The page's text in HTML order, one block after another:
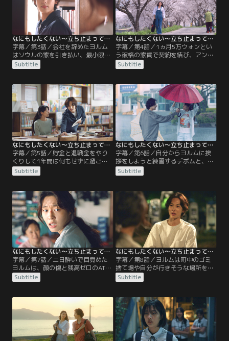
が、なぐさめてもらえるどころか距
離を置こうと言われる。そんなヨル
ムにさらなる悲劇が…。
る。気づかずにいた季節の移り変わ
りや、忘れていた穏やかな時間に触
れたヨルムは…。
なにもしたくない～立ち止まって、恋をして～ 第03話／字幕
字幕／第3話／会社を辞めたヨルム
はソウルの家を引き払い、最小限の
荷物を持って地方の町・アンゴク
へ。海辺ののどかな雰囲気と偶然見
らすと決めたヨルムは、図書館で出
会った司書のアン・デボムに不動産
店の場所を教えてもらう。なかなか
条件の合う物件が見つからず落胆す
るが、最後に廃墟と化した元ビリヤ
ード場の物件を紹介され…。
Subtitle
なにもしたくない～立ち止まって、恋をして～ 第04話／字幕
字幕／第4話／1ヵ月5万ウォンとい
う破格の家賃で契約を結び、アンゴ
クの住人になったヨルム。図書館で
会員証を作り、人目は気にせず思い
は、昼間から食堂で焼酎を飲んで泥
酔してしまう。酔いから醒めるとそ
こはなぜか真夜中の図書館だった！
彼女を心配して閉館後も図書館に残
っていたデボムと、朝まで2人で過
ごすことになるが…。
Subtitle
なにもしたくない～立ち止まって、恋をして～ 第05話／字幕
字幕／第5話／貯金と退職金をやり
くりして1年間は何もせずに過ごす
と決めたヨルムは、1日1万ウォンの
節約生活をスタート。昼は図書館で
て、自炊をし、故障した水道管も自
分で修理する。デボムから古い本の
補修作業を教えてもらったりしなが
らアンゴクでの暮らしに慣れていく
ヨルムだが、町の人からはまだまだ
よそ者扱いで…。
Subtitle
なにもしたくない～立ち止まって、恋をして～ 第06話／字幕
字幕／第6話／自分からヨルムに挨
拶をしようと練習するデボムと、突
然の雨に傘を差し出すデボムの優し
さが嬉しいヨルム。2人の心がゆっ
ード場のシャッターに落書きをされ
たり、拾った犬の件で住民と言い争
いになるなど、ヨルムにはトラブル
が尽きない。そんな中、公務員試験
を受けるチョ・ジヨンとともに、デ
ボムはソウルに出かけるが…。
Subtitle
なにもしたくない～立ち止まって、恋をして～ 第07話／字幕
字幕／第7話／二日酔いで目覚めた
ヨルムは、顔の傷と残高ゼロのATM
の明細票を発見してびっくり！しか
も口座から引き出したはずの現金が
で銀行の防犯カメラの映像を確認し
た結果、銀行を出たところで転んだ
ヨルムをデボムが助け起こしていた
ことがわかる。全く何も思い出せな
いヨルムは図書館へ行き、デボムに
Subtitle
なにもしたくない～立ち止まって、恋をして～ 第08話／字幕
字幕／第8話／ヨルムは町中のゴミ
捨て場や自分が行きそうな場所を探
し回り、ゴミ集積所まで漁るが、お
金は見つからない。ところが落胆し
ムがお金を持ってやってくる。昨
夜、間違って持ち帰ってしまったと
いうデボムに、お金が見つかってホ
ッとしながらも、きつい言葉を投げ
てしまうヨルム。だが実は、この一
Subtitle